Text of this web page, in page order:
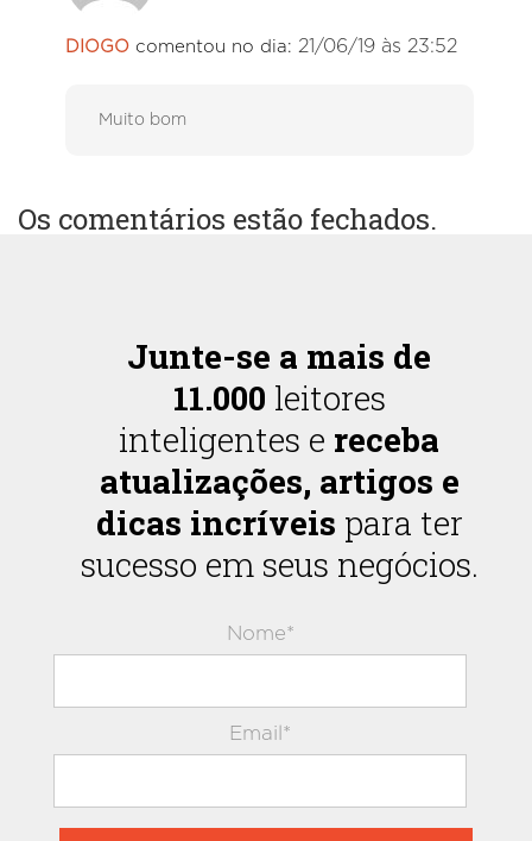
DIOGO comentou no dia: 21/06/19 às 23:52
Muito bom
Os comentários estão fechados.
Junte-se a mais de
11.000 leitores
inteligentes e receba
atualizações, artigos e
dicas incríveis para ter
sucesso em seus negócios.
Nome*
Email*